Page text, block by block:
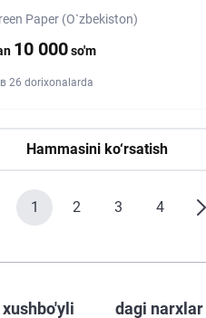
Paper (O`zbekiston)
10 000so'm
в 26 dorixonalarda
Hammasini ko‘rsatish
1 2 3 4
dagi narxlar